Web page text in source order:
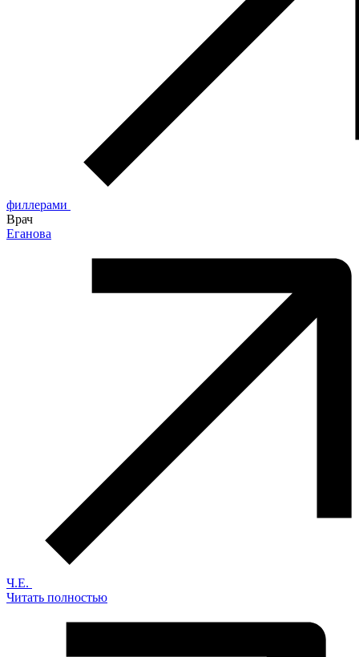
филлерами
Врач
Еганова
Ч.Е.
Читать полностью